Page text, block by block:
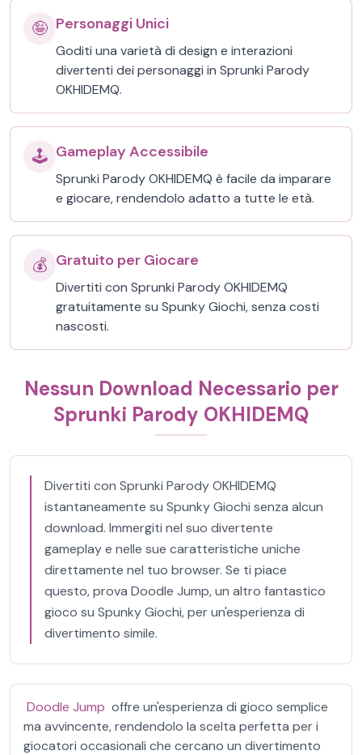
🤪 Personaggi Unici
Goditi una varietà di design e interazioni
divertenti dei personaggi in Sprunki Parody
OKHIDEMQ.
🕹️ Gameplay Accessibile
Sprunki Parody OKHIDEMQ è facile da imparare
e giocare, rendendolo adatto a tutte le età.
💰 Gratuito per Giocare
Divertiti con Sprunki Parody OKHIDEMQ
gratuitamente su Spunky Giochi, senza costi
nascosti.
Nessun Download Necessario per
Sprunki Parody OKHIDEMQ
Divertiti con Sprunki Parody OKHIDEMQ
istantaneamente su Spunky Giochi senza alcun
download. Immergiti nel suo divertente
gameplay e nelle sue caratteristiche uniche
direttamente nel tuo browser. Se ti piace
questo, prova Doodle Jump, un altro fantastico
gioco su Spunky Giochi, per un'esperienza di
divertimento simile.
Doodle Jump offre un'esperienza di gioco semplice
ma avvincente, rendendolo la scelta perfetta per i
giocatori occasionali che cercano un divertimento